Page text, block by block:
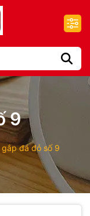
9
gắp đá đỏ số 9